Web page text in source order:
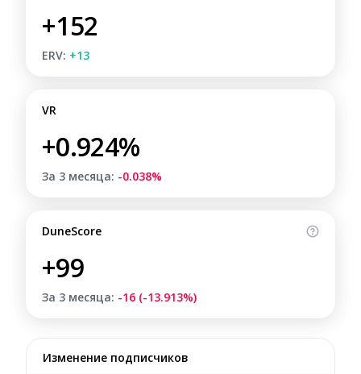
+152
ERV: +13
VR
+0.924%
За 3 месяца: -0.038%
DuneScore
+99
За 3 месяца: -16 (-13.913%)
Изменение подписчиков